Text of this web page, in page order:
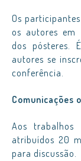
Os
os autores em
dos pósteres.
autores se
conferência.
Comunicações
Aos trabalhos
atribuídos 20
para discussão.